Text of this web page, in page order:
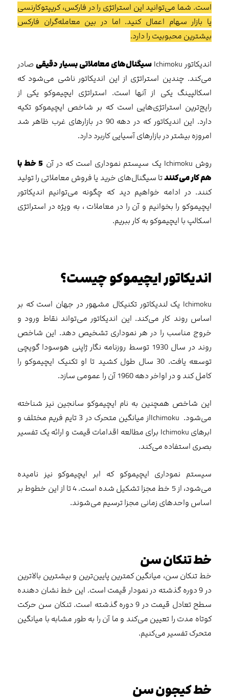
است. شما می‌توانید این استراتژی را در فارکس، کریپتوکارنسی
یا بازار سهام اعمال کنید. اما در بین معامله‌گران فارکس
بیشترین محبوبیت را دارد.
اندیکاتور Ichimoku سیگنال‌های معاملاتی بسیار دقیقیصادر
می‌کند. چندین استراتژی از این اندیکاتور ناشی می‌شود که
اسکالپینگ یکی از آنها است. استراتژی ایچیموکو یکی از
رایج‌ترین استراتژی‌هایی است که بر شاخص ایچیموکو تکیه
دارد. این اندیکاتور که در دهه 90 در بازارهای غرب ظاهر شد
امروزه بیشتر در بازارهای آسیایی کاربرد دارد.
روش Ichimoku یک سیستم نموداری است که در آن
5 خط با
هم کار می‌کنندتا سیگنال‌های خرید یا فروش معاملاتی را تولید
کنند. در ادامه خواهیم دید که چگونه می‌توانیم اندیکاتور
ایچیموکو را بخوانیم و آن را در معاملات ، به ویژه در استراتژی
اسکالپ با ایچیموکو به کار ببریم.
اندیکاتور ایچیموکو چیست؟
Ichimoku یک لندیکاتور تکنیکال مشهور در جهان است که بر
اساس روند کار می‌کند. این اندیکاتور می‌تواند نقاط ورود و
خروج مناسب را در هر نموداری تشخیص دهد. این شاخص
روند در سال 1930 توسط روزنامه نگار ژاپنی هوسودا گویچی
توسعه یافت. 30 سال طول کشید تا او تکنیک ایچیموکو را
کامل کند و در اواخر دهه 1960 آن را عمومی سازد.
این شاخص همچنین به نام ایچیموکو سانجین نیز شناخته
می‌شود. Ichimokuاز میانگین متحرک در 3 تایم فریم مختلف و
ابرهای Ichimoku برای مطالعه اقدامات قیمت و ارائه یک تفسیر
بصری استفاده می‌کند.
سیستم نموداری ایچیموکو که ابر ایچیموکو نیز نامیده
می‌شود، از 5 خط مجزا تشکیل شده است. 4 تا از این خطوط بر
اساس واحدهای زمانی مجزا ترسیم می‌شوند.
خط تنکان سن
خط تنکان سن، میانگین کمترین پایین‌ترین و بیشترین بالاترین
در 9 دوره گذشته در نمودار قیمت است. این خط نشان دهنده
سطح تعادل قیمت در 9 دوره گذشته است. تنکان سن حرکت
کوتاه مدت را تعیین می‌کند و ما آن را به طور مشابه با میانگین
متحرک تفسیر می‌کنیم.
خط کیجون سن